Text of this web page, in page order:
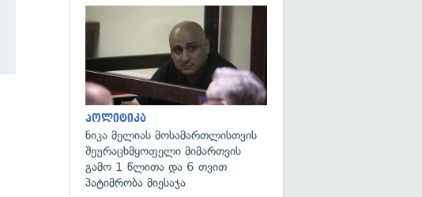
პოლიტიკა
ნიკა მელიას მოსამართლისთვის
შეურაცხმყოფელი მიმართვის
გამო 1 წლითა და 6 თვით
პატიმრობა მიესაჯა